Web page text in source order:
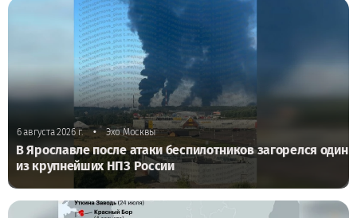
6 августа 2026 г. • Эхо Москвы
В Ярославле после атаки беспилотников загорелся один
из крупнейших НПЗ России